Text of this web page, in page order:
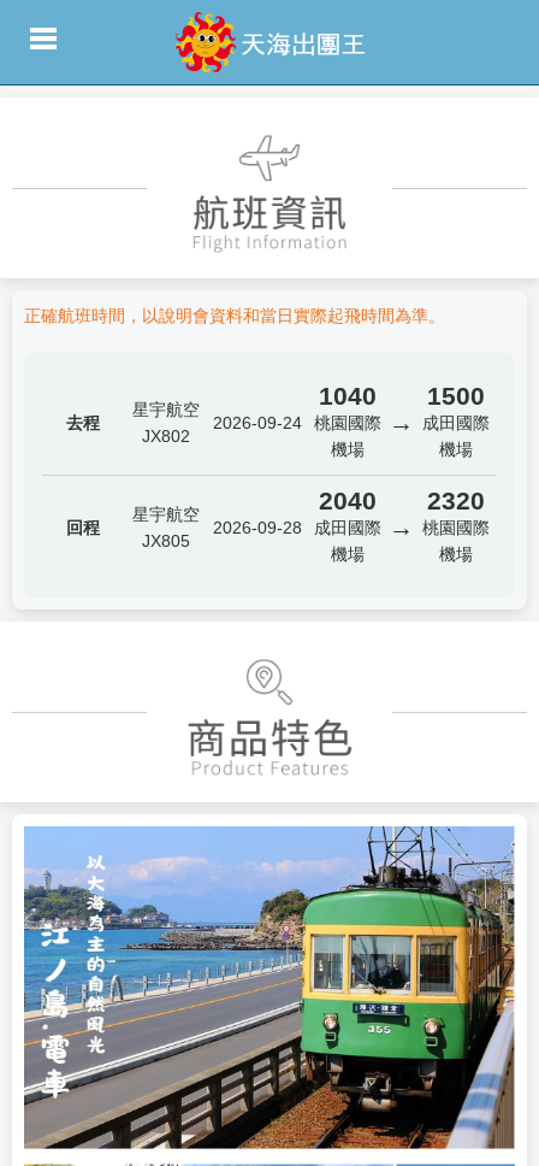
正確航班時間，以說明會資料和當日實際起飛時間為準。
去程
星宇航空
JX802
2026-09-24
1040
桃園國際
機場
→
1500
成田國際
機場
回程
星宇航空
JX805
2026-09-28
2040
成田國際
機場
→
2320
桃園國際
機場